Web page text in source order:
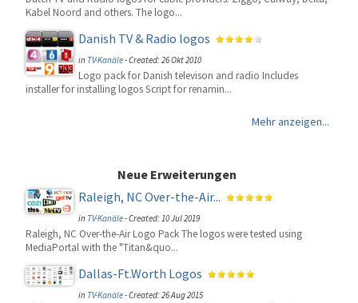
Kabel Noord and others. The logo...
Danish TV & Radio logos
in TV-Kanäle-Created: 26 Okt 2010
Logo pack for Danish televison and radio Includes
installer for installing logos Script for renamin...
Mehr anzeigen...
Neue Erweiterungen
Raleigh, NC Over-the-Air...
in TV-Kanäle-Created: 10 Jul 2019
Raleigh, NC Over-the-Air Logo Pack The logos were tested using
MediaPortal with the "Titan&quo...
Dallas-Ft.Worth Logos
in TV-Kanäle-Created: 26 Aug 2015